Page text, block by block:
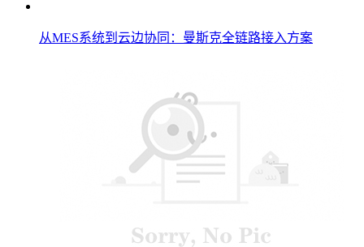
从MES系统到云边协同：曼斯克全链路接入方案